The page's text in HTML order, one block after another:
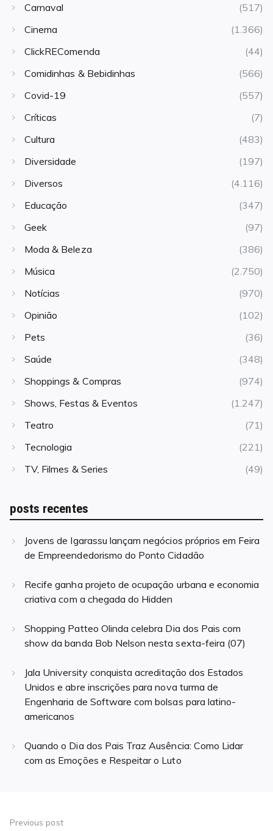
Carnaval
(517)
Cinema
(1.366)
ClickREComenda
(44)
Comidinhas & Bebidinhas
(566)
Covid-19
(557)
Críticas
(7)
Cultura
(483)
Diversidade
(197)
Diversos
(4.116)
Educação
(347)
Geek
(97)
Moda & Beleza
(386)
Música
(2.750)
Notícias
(970)
Opinião
(102)
Pets
(36)
Saúde
(348)
Shoppings & Compras
(974)
Shows, Festas & Eventos
(1.247)
Teatro
(71)
Tecnologia
(221)
TV, Filmes & Series
(49)
posts recentes
Jovens de Igarassu lançam negócios próprios em Feira
de Empreendedorismo do Ponto Cidadão
Recife ganha projeto de ocupação urbana e economia
criativa com a chegada do Hidden
Shopping Patteo Olinda celebra Dia dos Pais com
show da banda Bob Nelson nesta sexta-feira (07)
Jala University conquista acreditação dos Estados
Unidos e abre inscrições para nova turma de
Engenharia de Software com bolsas para latino-
americanos
Quando o Dia dos Pais Traz Ausência: Como Lidar
com as Emoções e Respeitar o Luto
de
Previous post